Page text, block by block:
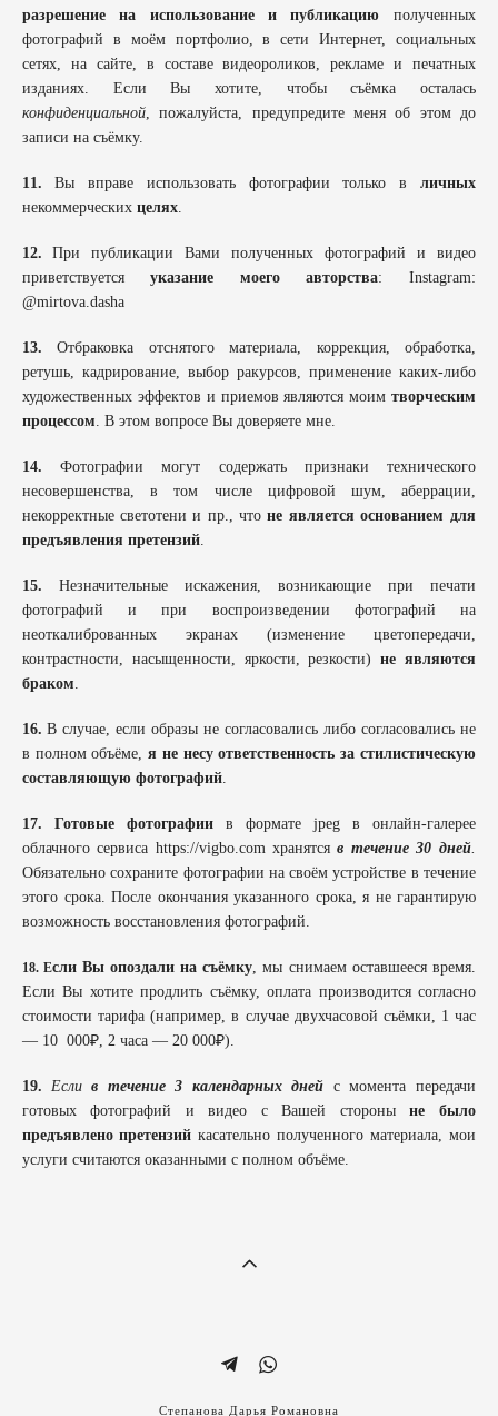
разрешение на использование и публикацию полученных
фотографий в моём портфолио, в сети Интернет, социальных
сетях, на сайте, в составе видеороликов, рекламе и печатных
изданиях. Если Вы хотите, чтобы съёмка осталась
конфиденциальной, пожалуйста, предупредите меня об этом до
записи на съёмку.
11. Вы вправе использовать фотографии только в личных
некоммерческих целях.
12. При публикации Вами полученных фотографий и видео
приветствуется указание моего авторства: Instagram:
@mirtova.dasha
13. Отбраковка отснятого материала, коррекция, обработка,
ретушь, кадрирование, выбор ракурсов, применение каких-либо
художественных эффектов и приемов являются моим творческим
процессом. В этом вопросе Вы доверяете мне.
14. Фотографии могут содержать признаки технического
несовершенства, в том числе цифровой шум, аберрации,
некорректные светотени и пр., что не является основанием для
предъявления претензий.
15. Незначительные искажения, возникающие при печати
фотографий и при воспроизведении фотографий на
неоткалиброванных экранах (изменение цветопередачи,
контрастности, насыщенности, яркости, резкости) не являются
браком.
16. В случае, если образы не согласовались либо согласовались не
в полном объёме, я не несу ответственность за стилистическую
составляющую фотографий.
17. Готовые фотографии в формате jpeg в онлайн-галерее
облачного сервиса https://vigbo.com хранятся в течение 30 дней.
Обязательно сохраните фотографии на своём устройстве в течение
этого срока. После окончания указанного срока, я не гарантирую
возможность восстановления фотографий.
18. Если Вы опоздали на съёмку, мы снимаем оставшееся время.
Если Вы хотите продлить съёмку, оплата производится согласно
стоимости тарифа (например, в случае двухчасовой съёмки, 1 час
— 10 000₽, 2 часа — 20 000₽).
19. Если в течение 3 календарных дней с момента передачи
готовых фотографий и видео с Вашей стороны не было
предъявлено претензий касательно полученного материала, мои
услуги считаются оказанными с полном объёме.
Степанова Дарья Романовна